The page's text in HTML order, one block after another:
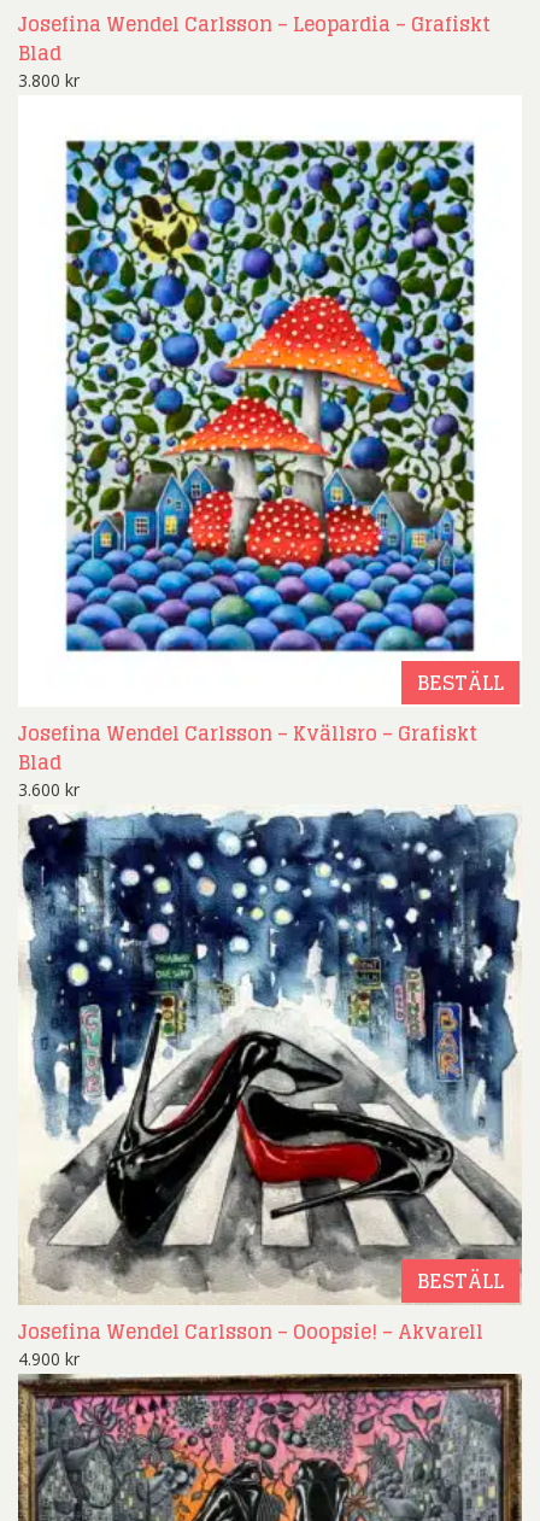
Josefina Wendel Carlsson – Leopardia – Grafiskt
Blad
3.800 kr
BESTÄLL
Josefina Wendel Carlsson – Kvällsro – Grafiskt
Blad
3.600 kr
BESTÄLL
Josefina Wendel Carlsson – Ooopsie! – Akvarell
4.900 kr